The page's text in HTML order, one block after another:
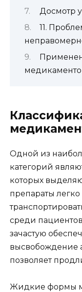
Досмотр
11.
Одной из
категорий
которых
препараты
среди
зачастую
высвобождение
позволяет
Жидкие формы